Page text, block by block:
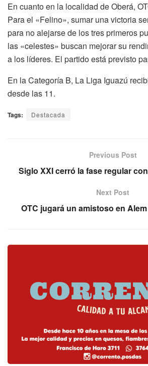
En cuanto en la localidad de Oberá,
Para el «Felino», sumar una victoria
para no alejarse de los tres primeros
las «celestes» buscan mejorar su
a los líderes. El partido está previsto
En la Categoría B, La Liga Iguazú
desde las 11.
Tags: Destacada
Previous Post
Siglo XXI cerró la fase regular
Next Post
OTC jugará un amistoso en